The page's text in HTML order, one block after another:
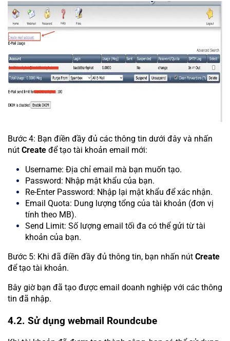
Bước 4: Bạn điền đầy đủ các thông tin dưới đây và nhấn
nút Create để tạo tài khoản email mới:
Username: Địa chỉ email mà bạn muốn tạo.
Password: Nhập mật khẩu của bạn.
Re-Enter Password: Nhập lại mật khẩu để xác nhận.
Email Quota: Dung lượng tổng của tài khoản (đơn vị
tính theo MB).
Send Limit: Số lượng email tối đa có thể gửi từ tài
khoản của bạn.
Bước 5: Khi đã điền đầy đủ thông tin, bạn nhấn nút Create
để tạo tài khoản.
Bây giờ bạn đã tạo được email doanh nghiệp với các thông
tin đã nhập.
4.2. Sử dụng webmail Roundcube